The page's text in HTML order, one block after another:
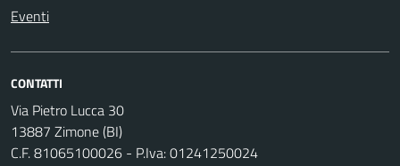
Eventi
CONTATTI
Via Pietro Lucca 30
13887 Zimone (BI)
C.F. 81065100026 - P.Iva: 01241250024